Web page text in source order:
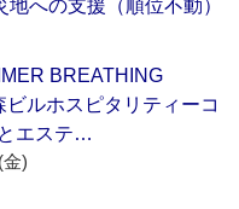
への支援（順位不動）
BREATHING
ビルホスピタリティーコ
エステ…
)